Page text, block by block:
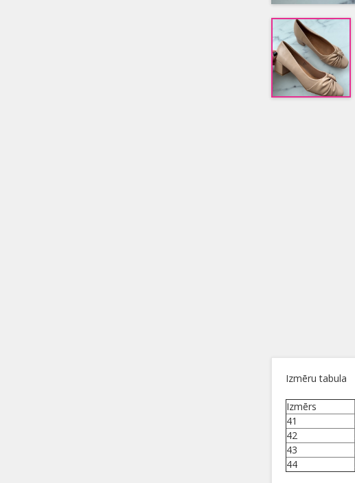
Izmēru tabula
Izmērs
41
42
43
44